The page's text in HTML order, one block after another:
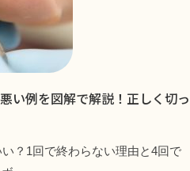
い例を図解で解説！正しく切っ